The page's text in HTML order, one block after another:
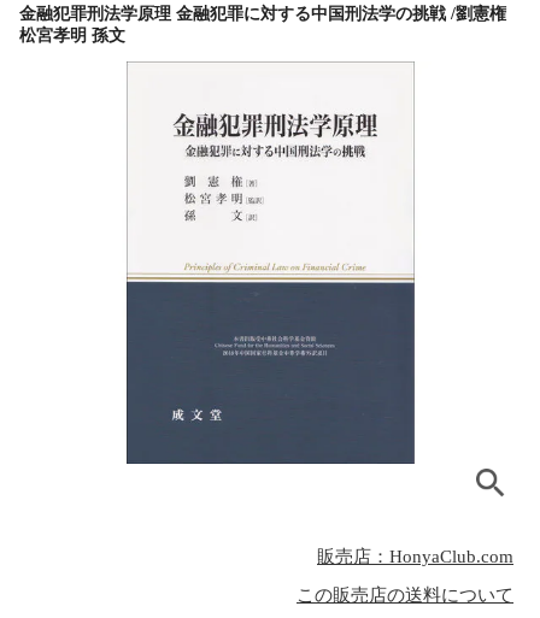
金融犯罪刑法学原理 金融犯罪に対する中国刑法学の挑戦 /劉憲権
松宮孝明 孫文
販売店：HonyaClub.com
この販売店の送料について